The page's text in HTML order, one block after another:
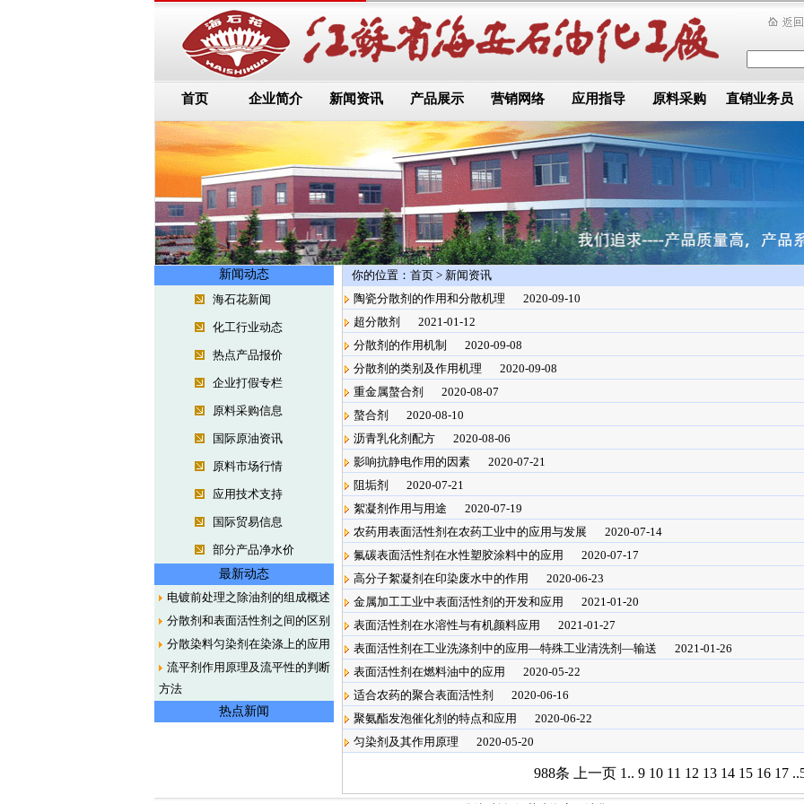
首页 企业简介 新闻资讯 产品展示 营销网络 应用指导 原料采购 直销业务员
新闻动态
海石花新闻
化工行业动态
热点产品报价
企业打假专栏
原料采购信息
国际原油资讯
原料市场行情
应用技术支持
国际贸易信息
部分产品净水价
最新动态
电镀前处理之除油剂的组成概述
分散剂和表面活性剂之间的区别
分散染料匀染剂在染涤上的应用
流平剂作用原理及流平性的判断
方法
热点新闻
你的位置： 首页> 新闻资讯
陶瓷分散剂的作用和分散机理
2020-09-10
超分散剂
2021-01-12
分散剂的作用机制
2020-09-08
分散剂的类别及作用机理
2020-09-08
重金属螯合剂
2020-08-07
螯合剂
2020-08-10
沥青乳化剂配方
2020-08-06
影响抗静电作用的因素
2020-07-21
阻垢剂
2020-07-21
絮凝剂作用与用途
2020-07-19
农药用表面活性剂在农药工业中的应用与发展
2020-07-14
氟碳表面活性剂在水性塑胶涂料中的应用
2020-07-17
高分子絮凝剂在印染废水中的作用
2020-06-23
金属加工工业中表面活性剂的开发和应用
2021-01-20
表面活性剂在水溶性与有机颜料应用
2021-01-27
表面活性剂在工业洗涤剂中的应用—特殊工业清洗剂—输送
2021-01-26
表面活性剂在燃料油中的应用
2020-05-22
适合农药的聚合表面活性剂
2020-06-16
聚氨酯发泡催化剂的特点和应用
2020-06-22
匀染剂及其作用原理
2020-05-20
988条 上一页 1 .. 9 10 11 12 13 14 15 16 17..